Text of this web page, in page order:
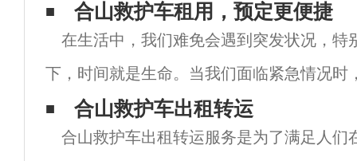
合山救护车租用，预定更便捷
在生活中，我们难免会遇到突发状况，特
下，时间就是生命。当我们面临紧急情况时
救护车的支持成为了一个重要问题。而在合
市，救护车租用服务的兴起为我们提供了一
合山救护车出租转运
合山救护车出租转运服务是为了满足人们